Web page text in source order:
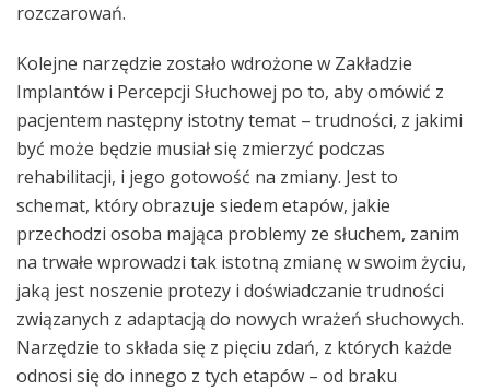
rozczarowań.
Kolejne narzędzie zostało wdrożone w Zakładzie
Implantów i Percepcji Słuchowej po to, aby omówić z
pacjentem następny istotny temat – trudności, z jakimi
być może będzie musiał się zmierzyć podczas
rehabilitacji, i jego gotowość na zmiany. Jest to
schemat, który obrazuje siedem etapów, jakie
przechodzi osoba mająca problemy ze słuchem, zanim
na trwałe wprowadzi tak istotną zmianę w swoim życiu,
jaką jest noszenie protezy i doświadczanie trudności
związanych z adaptacją do nowych wrażeń słuchowych.
Narzędzie to składa się z pięciu zdań, z których każde
odnosi się do innego z tych etapów – od braku